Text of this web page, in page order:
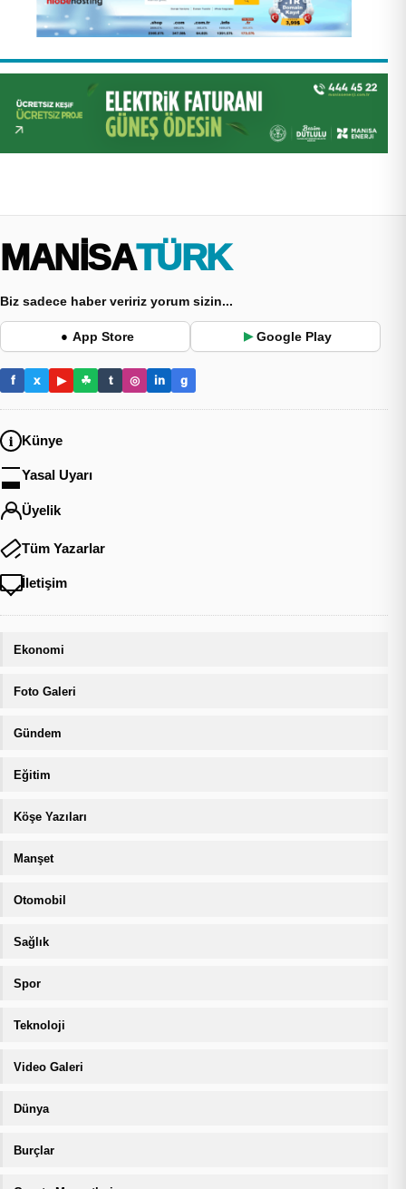
MANİSA TÜRK
Biz sadece haber veririz yorum sizin...
● App Store ▶ Google Play
f x ▶ ☘ t ◎ in g
Künye
Yasal Uyarı
Üyelik
Tüm Yazarlar
İletişim
Ekonomi
Foto Galeri
Gündem
Eğitim
Köşe Yazıları
Manşet
Otomobil
Sağlık
Spor
Teknoloji
Video Galeri
Dünya
Burçlar